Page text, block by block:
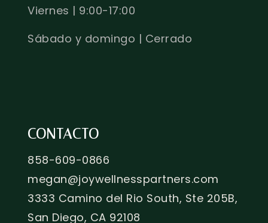
Viernes | 9:00-17:00
Sábado y domingo | Cerrado
CONTACTO
858-609-0866
megan@joywellnesspartners.com
3333 Camino del Rio South, Ste 205B,
San Diego, CA 92108